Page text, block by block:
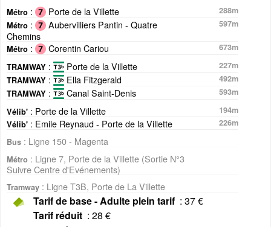
Métro : Porte de la Villette
288m
Métro :
Aubervilliers Pantin - Quatre
Chemins
597m
Métro : Corentin Cariou
673m
TRAMWAY : Porte de la Villette
227m
TRAMWAY : Ella Fitzgerald
492m
TRAMWAY : Canal Saint-Denis
593m
Vélib' : Porte de la Villette
194m
Vélib' : Emile Reynaud - Porte de la Villette
226m
Bus : Ligne 150 - Magenta
Métro : Ligne 7, Porte de la Villette (Sortie N°3
Suivre Centre d'Evénements)
Tramway : Ligne T3B, Porte de La Villette
Tarif de base - Adulte plein tarif : 37 €
Tarif réduit : 28 €